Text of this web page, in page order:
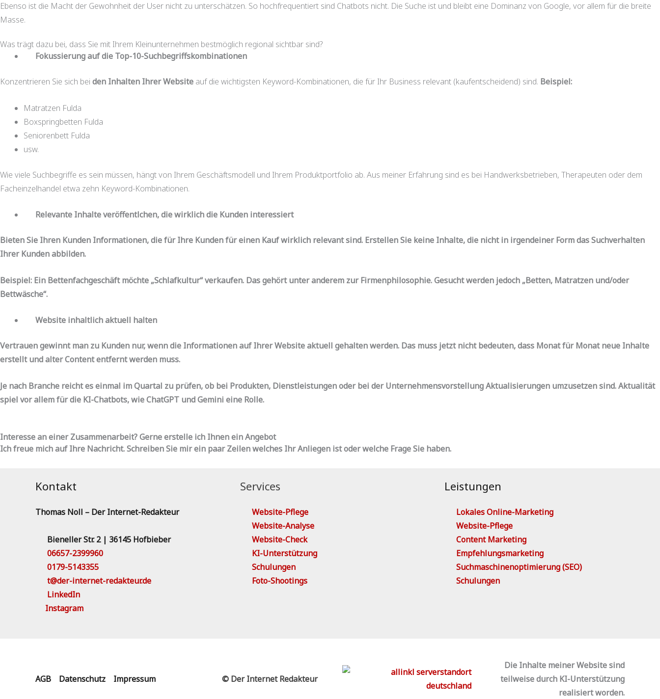
Ebenso ist die Macht der Gewohnheit der User nicht zu unterschätzen. So hochfrequentiert sind Chatbots nicht. Die Suche ist und bleibt eine Dominanz von Google, vor allem für die breite
Masse.
Was trägt dazu bei, dass Sie mit Ihrem Kleinunternehmen bestmöglich regional sichtbar sind?
Fokussierung auf die Top-10-Suchbegriffskombinationen
Konzentrieren Sie sich bei den Inhalten Ihrer Website auf die wichtigsten Keyword-Kombinationen, die für Ihr Business relevant (kaufentscheidend) sind. Beispiel:
Matratzen Fulda
Boxspringbetten Fulda
Seniorenbett Fulda
usw.
Wie viele Suchbegriffe es sein müssen, hängt von Ihrem Geschäftsmodell und Ihrem Produktportfolio ab. Aus meiner Erfahrung sind es bei Handwerksbetrieben, Therapeuten oder dem
Facheinzelhandel etwa zehn Keyword-Kombinationen.
Relevante Inhalte veröffentlchen, die wirklich die Kunden interessiert
Bieten Sie Ihren Kunden Informationen, die für Ihre Kunden für einen Kauf wirklich relevant sind. Erstellen Sie keine Inhalte, die nicht in irgendeiner Form das Suchverhalten
Ihrer Kunden abbilden.
Beispiel: Ein Bettenfachgeschäft möchte „Schlafkultur“ verkaufen. Das gehört unter anderem zur Firmenphilosophie. Gesucht werden jedoch „Betten, Matratzen und/oder
Bettwäsche“.
Website inhaltlich aktuell halten
Vertrauen gewinnt man zu Kunden nur, wenn die Informationen auf Ihrer Website aktuell gehalten werden. Das muss jetzt nicht bedeuten, dass Monat für Monat neue Inhalte
erstellt und alter Content entfernt werden muss.
Je nach Branche reicht es einmal im Quartal zu prüfen, ob bei Produkten, Dienstleistungen oder bei der Unternehmensvorstellung Aktualisierungen umzusetzen sind. Aktualität
spiel vor allem für die KI-Chatbots, wie ChatGPT und Gemini eine Rolle.
Interesse an einer Zusammenarbeit? Gerne erstelle ich Ihnen ein Angebot
Ich freue mich auf Ihre Nachricht. Schreiben Sie mir ein paar Zeilen welches Ihr Anliegen ist oder welche Frage Sie haben.
Kontakt
Thomas Noll – Der Internet-Redakteur
Bieneller Str. 2 | 36145 Hofbieber
06657-2399960
0179-5143355
t@der-internet-redakteur.de
LinkedIn
Instagram
Services
Website-Pflege
Website-Analyse
Website-Check
KI-Unterstützung
Schulungen
Foto-Shootings
Leistungen
Lokales Online-Marketing
Website-Pflege
Content Marketing
Empfehlungsmarketing
Suchmaschinenoptimierung (SEO)
Schulungen
AGB Datenschutz Impressum © Der Internet Redakteur
Die Inhalte meiner Website sind
teilweise durch KI-Unterstützung
realisiert worden.